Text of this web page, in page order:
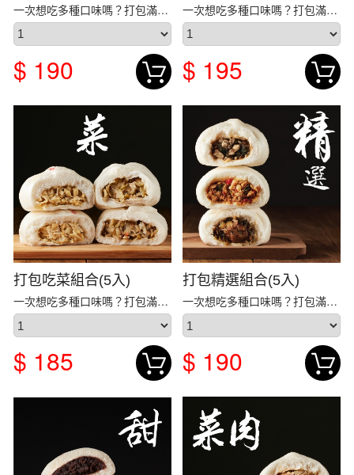
一次想吃多種口味嗎？打包滿足您的需求！ 【 打包...
$ 190
一次想吃多種口味嗎？打包滿足您的需求！ 【 打包...
$ 195
打包吃菜組合(5入)
一次想吃多種口味嗎？打包滿足您的需求！ 【 打包...
$ 185
打包精選組合(5入)
一次想吃多種口味嗎？打包滿足您的需求！ 【 打包...
$ 190